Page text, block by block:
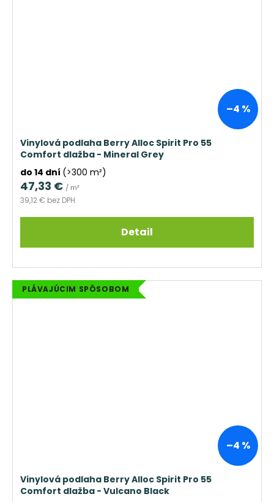
–4 %
Vinylová podlaha Berry Alloc Spirit Pro 55
Comfort dlažba - Mineral Grey
do 14 dní (>300 m²)
39,12 € bez DPH
47,33 € / m²
Detail
PLÁVAJÚCIM SPÔSOBOM
–4 %
Vinylová podlaha Berry Alloc Spirit Pro 55
Comfort dlažba - Vulcano Black